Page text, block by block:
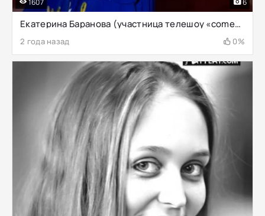
Екатерина Баранова (участница телешоу «comedy women»)
2 года назад 0%